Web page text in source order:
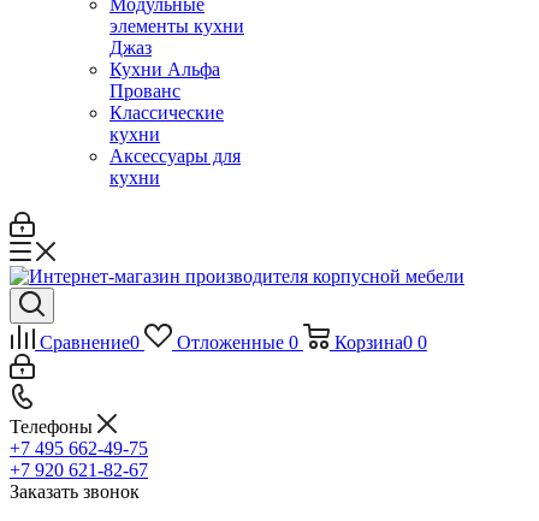
Модульные
элементы кухни
Джаз
Кухни Альфа
Прованс
Классические
кухни
Аксессуары для
кухни
Сравнение0 Отложенные 0 Корзина0 0
Телефоны
+7 495 662-49-75
+7 920 621-82-67
Заказать звонок